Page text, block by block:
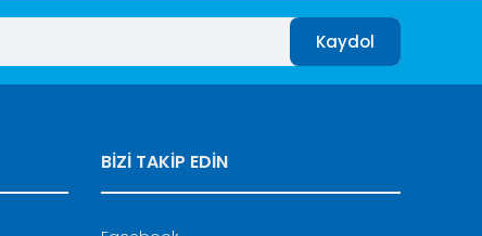
Kaydol
BİZİ TAKİP EDİN